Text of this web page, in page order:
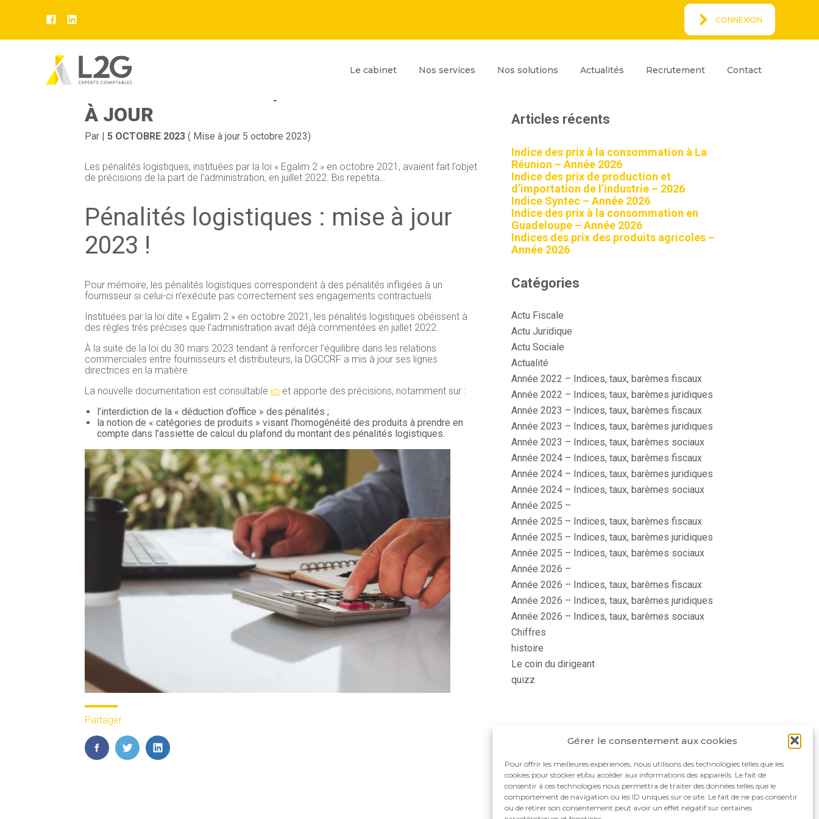
Gérer le consentement aux cookies
Pour offrir les meilleures expériences, nous utilisons des technologies telles que les
cookies pour stocker et/ou accéder aux informations des appareils. Le fait de
consentir à ces technologies nous permettra de traiter des données telles que le
comportement de navigation ou les ID uniques sur ce site. Le fait de ne pas consentir
ou de retirer son consentement peut avoir un effet négatif sur certaines
CONNEXION
Aller
au
Le cabinet Nos services Nos solutions Actualités Recrutement Contact
À JOUR
Par |5 OCTOBRE 2023 ( Mise à jour 5 octobre 2023)
Les pénalités logistiques, instituées par la loi « Egalim 2 » en octobre 2021, avaient fait l’objet
de précisions de la part de l’administration, en juillet 2022. Bis repetita…
Pénalités logistiques : mise à jour
2023 !
Pour mémoire, les pénalités logistiques correspondent à des pénalités infligées à un
fournisseur si celui-ci n’exécute pas correctement ses engagements contractuels.
Instituées par la loi dite « Egalim 2 » en octobre 2021, les pénalités logistiques obéissent à
des règles très précises que l’administration avait déjà commentées en juillet 2022.
À la suite de la loi du 30 mars 2023 tendant à renforcer l’équilibre dans les relations
commerciales entre fournisseurs et distributeurs, la DGCCRF a mis à jour ses lignes
directrices en la matière.
La nouvelle documentation est consultable ici et apporte des précisions, notamment sur :
l’interdiction de la « déduction d’office » des pénalités ;
la notion de « catégories de produits » visant l’homogénéité des produits à prendre en
compte dans l’assiette de calcul du plafond du montant des pénalités logistiques.
Partager :
FaceBook
TwitterLinkedIn
Blog
Rechercher
Articles récents
Indice des prix à la consommation à La
Réunion – Année 2026
Indice des prix de production et
d’importation de l’industrie – 2026
Indice Syntec – Année 2026
Indice des prix à la consommation en
Guadeloupe – Année 2026
Indices des prix des produits agricoles –
Année 2026
Catégories
Actu Fiscale
Actu Juridique
Actu Sociale
Actualité
Année 2022 – Indices, taux, barèmes fiscaux
Année 2022 – Indices, taux, barèmes juridiques
Année 2023 – Indices, taux, barèmes fiscaux
Année 2023 – Indices, taux, barèmes juridiques
Année 2023 – Indices, taux, barèmes sociaux
Année 2024 – Indices, taux, barèmes fiscaux
Année 2024 – Indices, taux, barèmes juridiques
Année 2024 – Indices, taux, barèmes sociaux
Année 2025 –
Année 2025 – Indices, taux, barèmes fiscaux
Année 2025 – Indices, taux, barèmes juridiques
Année 2025 – Indices, taux, barèmes sociaux
Année 2026 –
Année 2026 – Indices, taux, barèmes fiscaux
Année 2026 – Indices, taux, barèmes juridiques
Année 2026 – Indices, taux, barèmes sociaux
Chiffres
histoire
Le coin du dirigeant
quizz